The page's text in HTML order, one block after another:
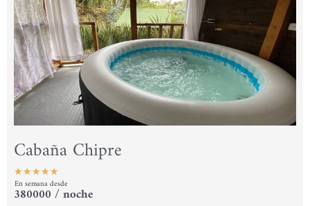
Cabaña Chipre
★ ★ ★ ★ ★
Valorado
con
En semana desde
380000 / noche